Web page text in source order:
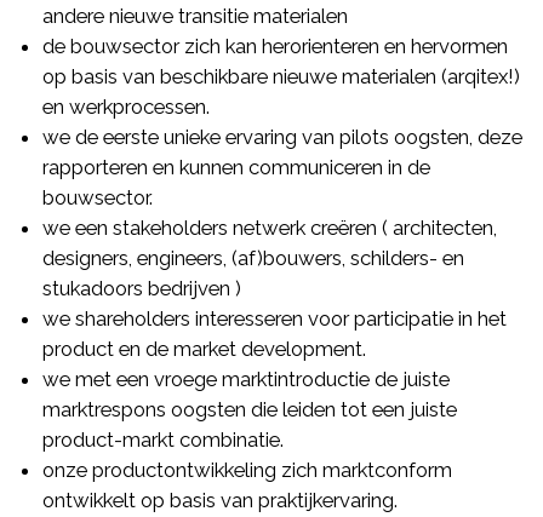
andere nieuwe transitie materialen
de bouwsector zich kan herorienteren en hervormen
op basis van beschikbare nieuwe materialen (arqitex!)
en werkprocessen.
we de eerste unieke ervaring van pilots oogsten, deze
rapporteren en kunnen communiceren in de
bouwsector.
we een stakeholders netwerk creëren ( architecten,
designers, engineers, (af)bouwers, schilders- en
stukadoors bedrijven )
we shareholders interesseren voor participatie in het
product en de market development.
we met een vroege marktintroductie de juiste
marktrespons oogsten die leiden tot een juiste
product-markt combinatie.
onze productontwikkeling zich marktconform
ontwikkelt op basis van praktijkervaring.